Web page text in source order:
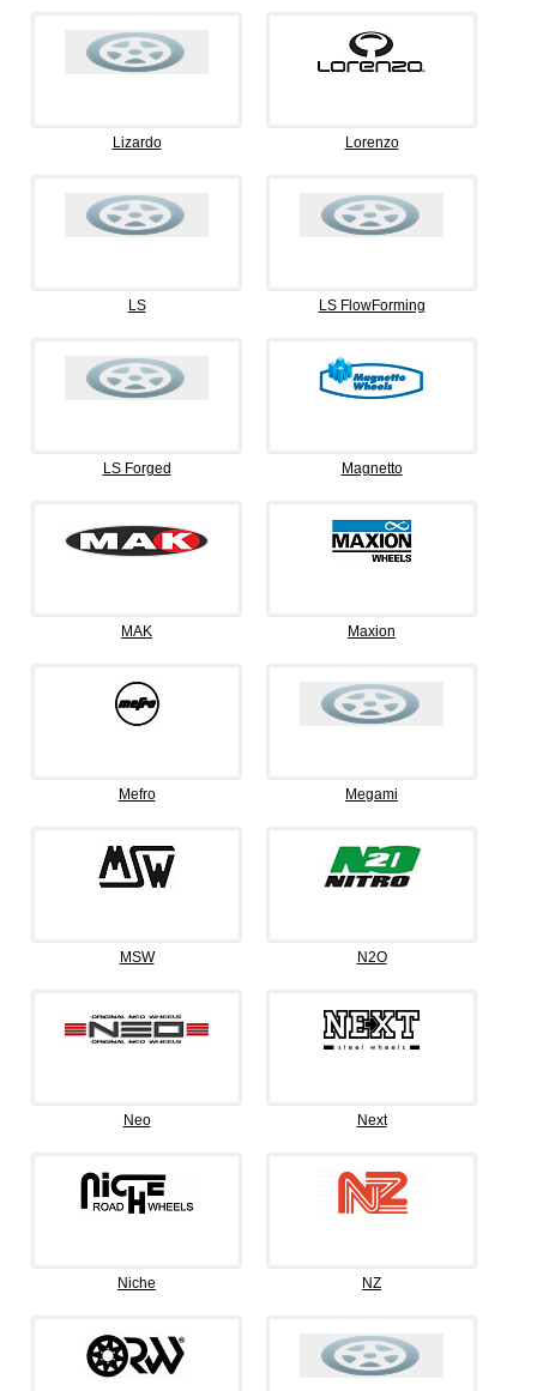
Lizardo Lorenzo
LS LS FlowForming
LS Forged Magnetto
MAK Maxion
Mefro Megami
MSW N2O
Neo Next
Niche NZ